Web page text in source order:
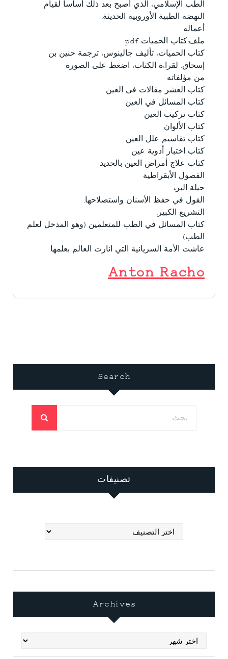
الطب الإسلامي، الذي أصبح بعد ذلك أساساً لقيام
النهضة الطبية الأوروبية الحديثة.
أعماله
ملف:كتاب الحميات.pdf
كتاب الحميات، تأليف جالينوس، ترجمة حنين بن
إسحاق. لقراءة الكتاب، اضغط على الصورة
من مؤلفاته
كتاب العشر مقالات في العين
كتاب المسائل في العين
كتاب تركيب العين
كتاب الألوان
كتاب تقاسيم علل العين
كتاب اختبار أدوية عين
كتاب علاج أمراض العين بالحديد
الفصول الأبقراطية
حيلة البرء.
القول في حفظ الأسنان واستصلاحها.
التشريع الكبير.
كتاب المسائل في الطب للمتعلمين (وهو المدخل لعلم
الطب).
عاشت الأمة السريانية التي انارت العالم بعلمها
Anton Racho
Search
تصنيفات
Archives
Archives